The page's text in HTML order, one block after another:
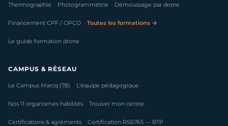
Thermographie Photogrammétrie Démoussage par drone
Financement CPF / OPCO Toutes les formations →
Le guide formation drone
CAMPUS & RÉSEAU
Le Campus Marcq (78) L'équipe pédagogique
Nos 11 organismes habilités Trouver mon centre
Certifications & agréments Certification RS6765 — BTP